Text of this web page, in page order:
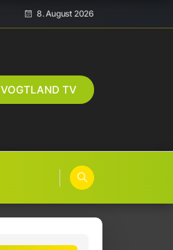
8. August 2026
VOGTLAND TV